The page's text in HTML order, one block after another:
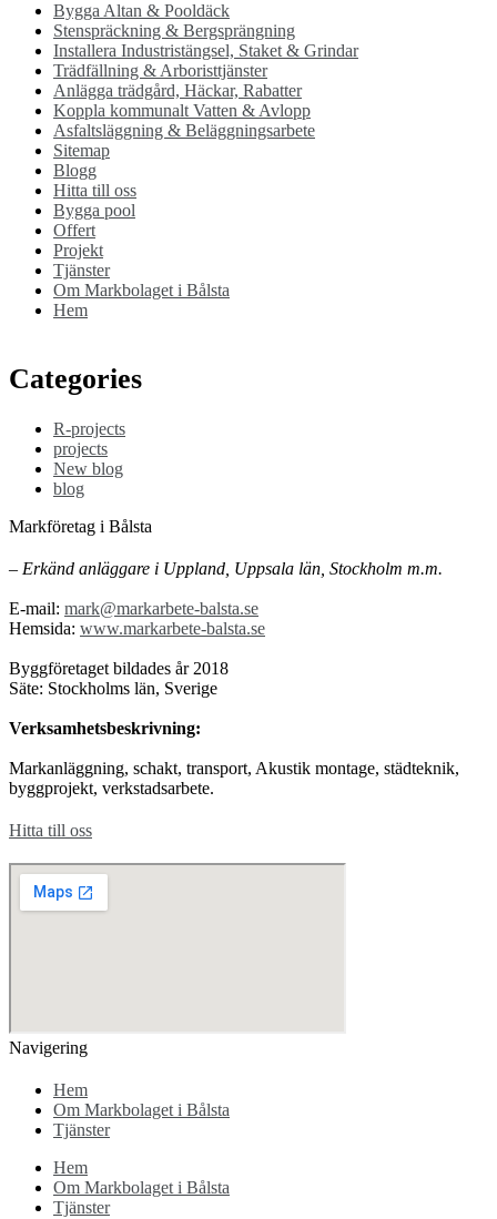
Bygga Altan & Pooldäck
Stenspräckning & Bergsprängning
Installera Industristängsel, Staket & Grindar
Trädfällning & Arboristtjänster
Anlägga trädgård, Häckar, Rabatter
Koppla kommunalt Vatten & Avlopp
Asfaltsläggning & Beläggningsarbete
Sitemap
Blogg
Hitta till oss
Bygga pool
Offert
Projekt
Tjänster
Om Markbolaget i Bålsta
Hem
Categories
R-projects
projects
New blog
blog
Markföretag i Bålsta
– Erkänd anläggare i Uppland, Uppsala län, Stockholm m.m.
E-mail: mark@markarbete-balsta.se
Hemsida: www.markarbete-balsta.se
Byggföretaget bildades år 2018
Säte: Stockholms län, Sverige
Verksamhetsbeskrivning:
Markanläggning, schakt, transport, Akustik montage, städteknik,
byggprojekt, verkstadsarbete.
Hitta till oss
Navigering
Hem
Om Markbolaget i Bålsta
Tjänster
Hem
Om Markbolaget i Bålsta
Tjänster